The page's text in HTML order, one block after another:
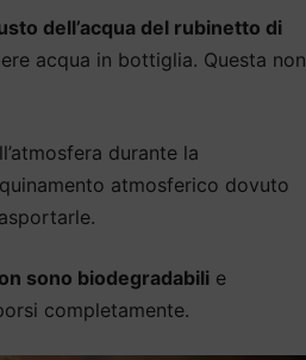
dell’acqua del rubinetto di
acqua in bottiglia. Questa non
durante la
atmosferico dovuto
sono biodegradabili e
completamente.